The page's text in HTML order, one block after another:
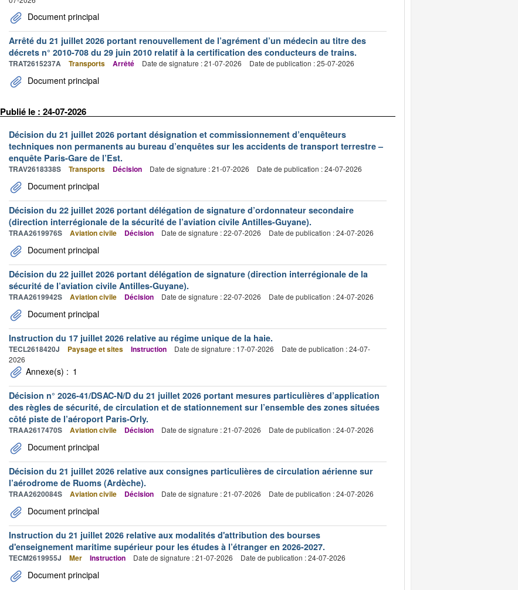
Document principal
Arrêté du 21 juillet 2026 portant renouvellement de l’agrément d’un médecin au titre des
décrets n° 2010-708 du 29 juin 2010 relatif à la certification des conducteurs de trains.
TRAT2615237A Transports Arrêté Date de signature : 21-07-2026 Date de publication : 25-07-2026
Document principal
Publié le : 24-07-2026
Décision du 21 juillet 2026 portant désignation et commissionnement d’enquêteurs
techniques non permanents au bureau d’enquêtes sur les accidents de transport terrestre –
enquête Paris-Gare de l’Est.
TRAV2618338S Transports Décision Date de signature : 21-07-2026 Date de publication : 24-07-2026
Document principal
Décision du 22 juillet 2026 portant délégation de signature d’ordonnateur secondaire
(direction interrégionale de la sécurité de l’aviation civile Antilles-Guyane).
TRAA2619976S Aviation civile Décision Date de signature : 22-07-2026 Date de publication : 24-07-2026
Document principal
Décision du 22 juillet 2026 portant délégation de signature (direction interrégionale de la
sécurité de l’aviation civile Antilles-Guyane).
TRAA2619942S Aviation civile Décision Date de signature : 22-07-2026 Date de publication : 24-07-2026
Document principal
Instruction du 17 juillet 2026 relative au régime unique de la haie.
TECL2618420J Paysage et sites Instruction Date de signature : 17-07-2026
Date de publication : 24-07-
2026
Annexe(s) : 1
Décision n° 2026-41/DSAC-N/D du 21 juillet 2026 portant mesures particulières d’application
des règles de sécurité, de circulation et de stationnement sur l’ensemble des zones situées
côté piste de l’aéroport Paris-Orly.
TRAA2617470S Aviation civile Décision Date de signature : 21-07-2026 Date de publication : 24-07-2026
Document principal
Décision du 21 juillet 2026 relative aux consignes particulières de circulation aérienne sur
l’aérodrome de Ruoms (Ardèche).
TRAA2620084S Aviation civile Décision Date de signature : 21-07-2026 Date de publication : 24-07-2026
Document principal
Instruction du 21 juillet 2026 relative aux modalités d'attribution des bourses
d'enseignement maritime supérieur pour les études à l’étranger en 2026-2027.
TECM2619955J Mer Instruction Date de signature : 21-07-2026 Date de publication : 24-07-2026
Document principal